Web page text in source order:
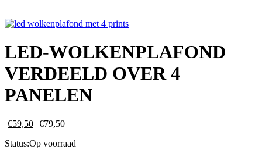
LED-WOLKENPLAFOND
VERDEELD OVER 4
PANELEN
€59,50 €79,50
Status:Op voorraad